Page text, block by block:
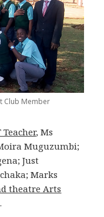
Club Member
Teacher, Ms
Muguzumbi;
Just
Marks
theatre Arts